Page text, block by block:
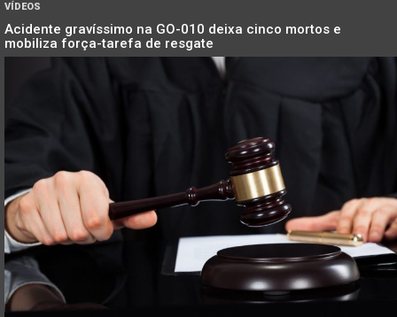
VÍDEOS
Acidente gravíssimo na GO-010 deixa cinco mortos e
mobiliza força-tarefa de resgate